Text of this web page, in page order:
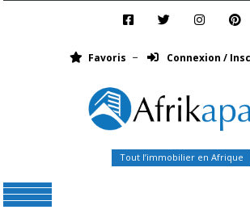
Favoris Connexion /
Tout l’immobilier en Afrique